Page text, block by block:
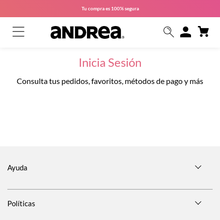
Tu compra es 100% segura
Inicia Sesión
Consulta tus pedidos, favoritos, métodos de pago y más
Ayuda
Políticas